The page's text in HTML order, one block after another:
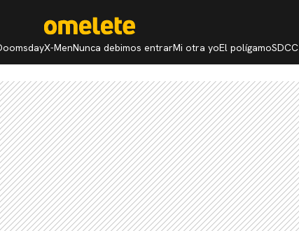
X-MenNunca debimos entrarMi otra yoEl polígamoSDCC